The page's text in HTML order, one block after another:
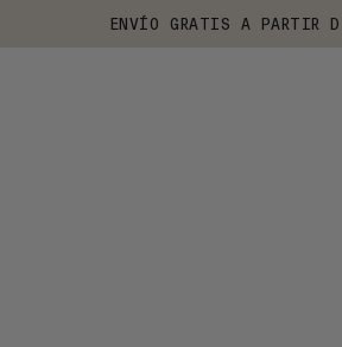
ENVÍO GRATIS A PARTIR